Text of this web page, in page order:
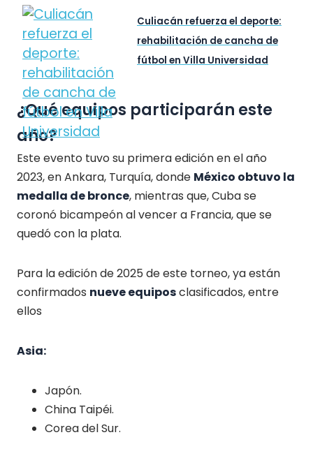
Culiacán refuerza el deporte:
rehabilitación de cancha de
fútbol en Villa Universidad
¿Qué equipos participarán este
año?
Este evento tuvo su primera edición en el año
2023, en Ankara, Turquía, donde México obtuvo la
medalla de bronce, mientras que, Cuba se
coronó bicampeón al vencer a Francia, que se
quedó con la plata.
Para la edición de 2025 de este torneo, ya están
confirmados nueve equiposclasificados, entre
ellos
Asia:
Japón.
China Taipéi.
Corea del Sur.